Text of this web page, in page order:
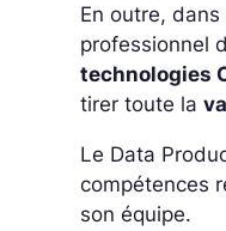
En outre,
professionnel
technologies
tirer toute la
Le Data
compétences
son équipe.